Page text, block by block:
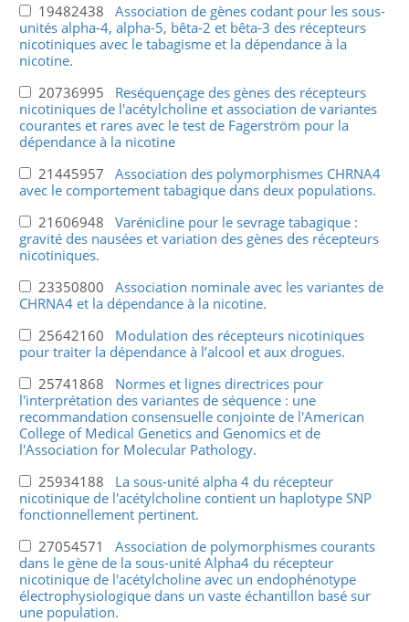
19482438 Association de gènes codant pour les sous-
unités alpha-4, alpha-5, bêta-2 et bêta-3 des récepteurs
nicotiniques avec le tabagisme et la dépendance à la
nicotine.
20736995 Reséquençage des gènes des récepteurs
nicotiniques de l'acétylcholine et association de variantes
courantes et rares avec le test de Fagerström pour la
dépendance à la nicotine
21445957 Association des polymorphismes CHRNA4
avec le comportement tabagique dans deux populations.
21606948 Varénicline pour le sevrage tabagique :
gravité des nausées et variation des gènes des récepteurs
nicotiniques.
23350800 Association nominale avec les variantes de
CHRNA4 et la dépendance à la nicotine.
25642160 Modulation des récepteurs nicotiniques
pour traiter la dépendance à l’alcool et aux drogues.
25741868 Normes et lignes directrices pour
l'interprétation des variantes de séquence : une
recommandation consensuelle conjointe de l'American
College of Medical Genetics and Genomics et de
l'Association for Molecular Pathology.
25934188 La sous-unité alpha 4 du récepteur
nicotinique de l'acétylcholine contient un haplotype SNP
fonctionnellement pertinent.
27054571 Association de polymorphismes courants
dans le gène de la sous-unité Alpha4 du récepteur
nicotinique de l'acétylcholine avec un endophénotype
électrophysiologique dans un vaste échantillon basé sur
une population.